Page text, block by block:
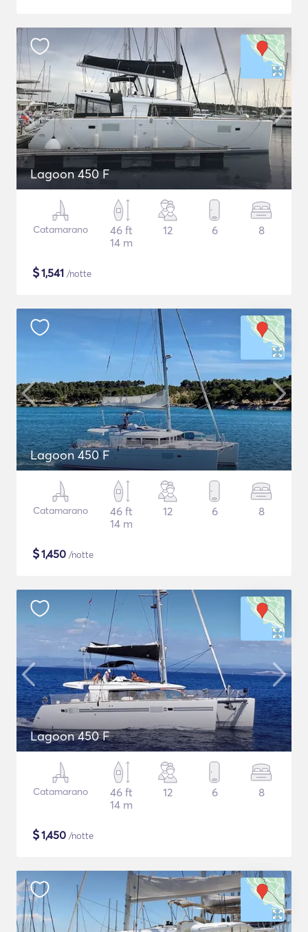
Lagoon 450 F
Catamarano
46 ft
14 m
12 6 8
$1,541 /notte
Lagoon 450 F
Catamarano
46 ft
14 m
12 6 8
$1,450 /notte
Lagoon 450 F
Catamarano
46 ft
14 m
12 6 8
$1,450 /notte